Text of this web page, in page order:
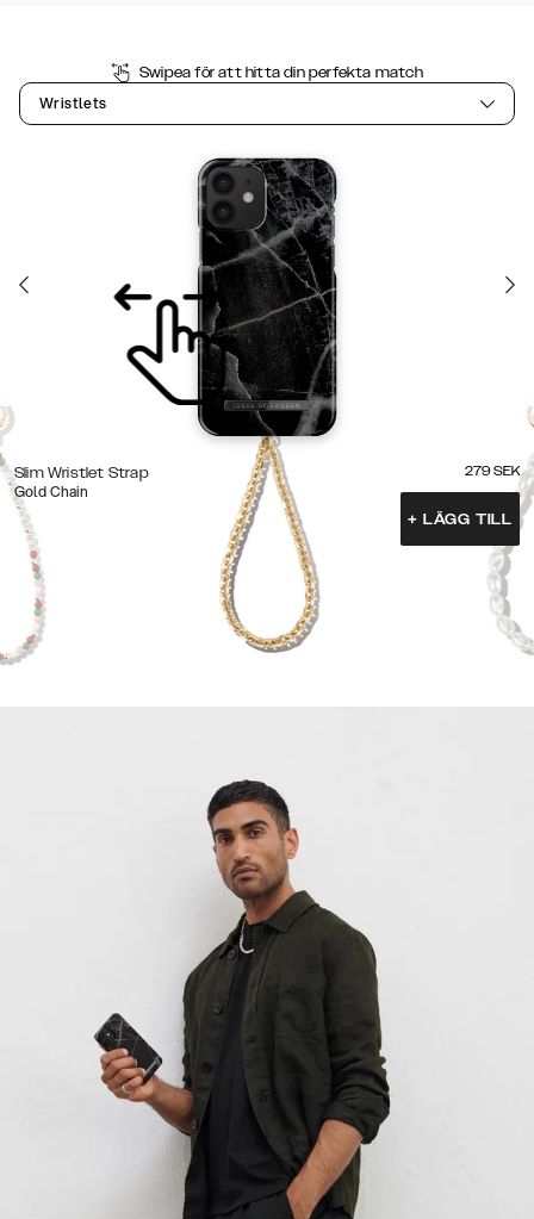
Swipea för att hitta din perfekta match
Wristlets
Slim Wristlet Strap
Gold Chain
279 SEK
+ LÄGG TILL